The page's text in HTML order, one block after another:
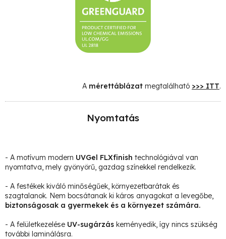
A mérettáblázat megtalálható >>> ITT.
Nyomtatás
- A motívum modern UVGel FLXfinish technológiával van
nyomtatva, mely gyönyörű, gazdag színekkel rendelkezik.
- A festékek kiváló minőségűek, környezetbarátak és
szagtalanok. Nem bocsátanak ki káros anyagokat a levegőbe,
biztonságosak a gyermekek és a környezet számára.
- A felületkezelése UV-sugárzás keményedik, így nincs szükség
további laminálásra.